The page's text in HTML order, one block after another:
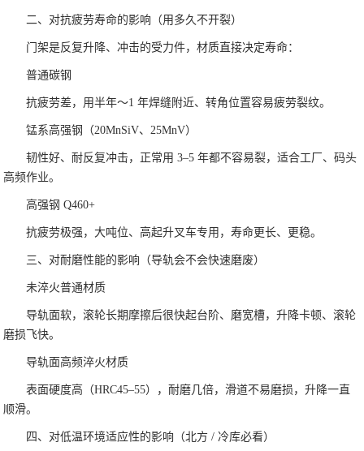
二、对抗疲劳寿命的影响（用多久不开裂）
门架是反复升降、冲击的受力件，材质直接决定寿命：
普通碳钢
抗疲劳差，用半年～1 年焊缝附近、转角位置容易疲劳裂纹。
锰系高强钢（20MnSiV、25MnV）
韧性好、耐反复冲击，正常用 3–5 年都不容易裂，适合工厂、码头
高频作业。
高强钢 Q460+
抗疲劳极强，大吨位、高起升叉车专用，寿命更长、更稳。
三、对耐磨性能的影响（导轨会不会快速磨废）
未淬火普通材质
导轨面软，滚轮长期摩擦后很快起台阶、磨宽槽，升降卡顿、滚轮
磨损飞快。
导轨面高频淬火材质
表面硬度高（HRC45–55），耐磨几倍，滑道不易磨损，升降一直
顺滑。
四、对低温环境适应性的影响（北方 / 冷库必看）